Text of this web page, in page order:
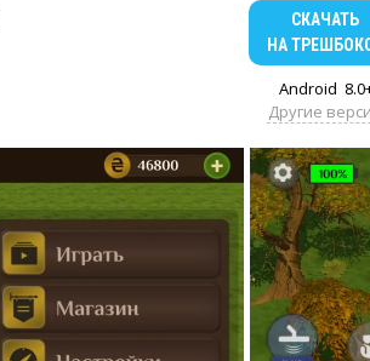
СКАЧАТЬ
НА
Android
Другие